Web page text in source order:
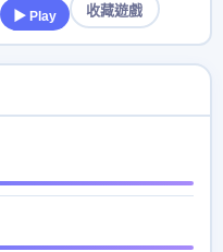
▶ Play 收藏遊戲